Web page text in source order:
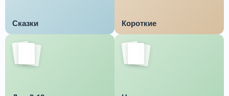
Сказки Короткие